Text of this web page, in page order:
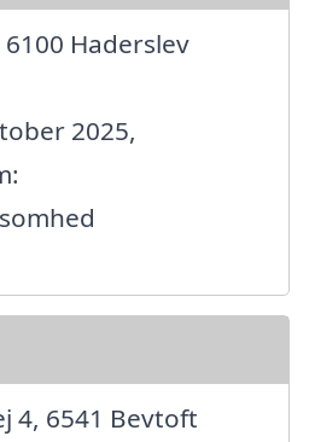
Haderslev
2025,
4, 6541 Bevtoft